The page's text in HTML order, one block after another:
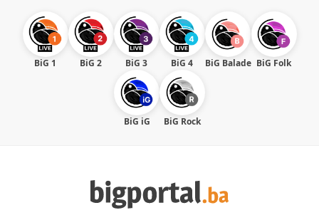
BiG 1 BiG 2 BiG 3 BiG 4 BiG Balade BiG Folk
BiG iG BiG Rock